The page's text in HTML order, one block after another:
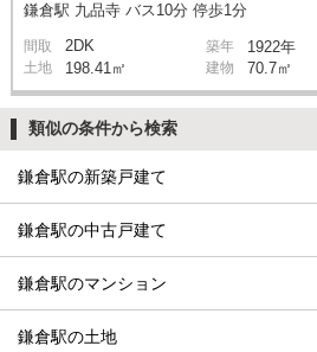
鎌倉駅 九品寺 バス10分 停歩1分
間取 2DK 築年 1922年
土地 198.41㎡ 建物 70.7㎡
類似の条件から検索
鎌倉駅の新築戸建て
鎌倉駅の中古戸建て
鎌倉駅のマンション
鎌倉駅の土地